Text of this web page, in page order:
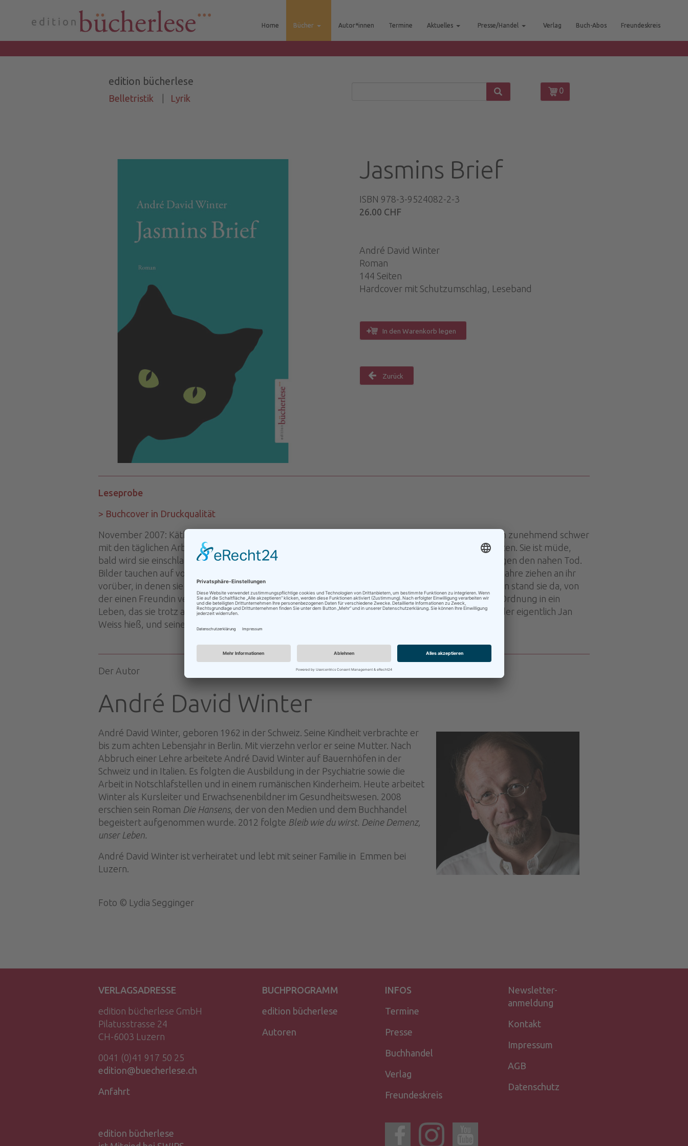
Home Bücher Autor*innen Termine Aktuelles Presse/Handel Verlag Buch-Abos Freundeskreis
edition bücherlese
Belletristik Lyrik
0
Jasmins Brief
ISBN 978-3-9524082-2-3
26.00 CHF
André David Winter
Roman
144 Seiten
Hardcover mit Schutzumschlag, Leseband
In den Warenkorb legen
Zurück
Leseprobe
> Buchcover in Druckqualität
November 2007: Käthe Weiss, die alte kinderlose Frau, die alleine in ihrem kleinen Haus lebt, tut sich zunehmend schwer
mit den täglichen Arbeiten wie Holz holen, Milch für die Katze bereitstellen, eine Tasse Tee zubereiten. Sie ist müde,
bald wird sie einschlafen. Sie wehrt sich nicht dagegen. Auch nicht gegen die Erinnerungen, nicht gegen den nahen Tod.
Bilder tauchen auf von der ersten Begegnung mit David kurz vor Kriegsbeginn. Die schwierigen Ehejahre ziehen an ihr
vorüber, in denen sie in jungen Jahren einem Mann gegenübersaß, der alles vor ihr verschwieg, allein stand sie da, von
der einen Freundin verraten, der anderen verdächtigt. Käthe bringt in diesen drei Novembertagen Ordnung in ein
Leben, das sie trotz allem nicht anders hätte leben wollen, denn dies hätte bedeutet, Jan Hansen, der eigentlich Jan
Weiss hieß, und seine Tochter Jasmin nicht gekannt zu haben.
Der Autor
André David Winter
André David Winter, geboren 1962 in der Schweiz. Seine Kindheit verbrachte er
bis zum achten Lebensjahr in Berlin. Mit vierzehn verlor er seine Mutter. Nach
Abbruch einer Lehre arbeitete André David Winter auf Bauernhöfen in der
Schweiz und in Italien. Es folgten die Ausbildung in der Psychiatrie sowie die
Arbeit in Notschlafstellen und in einem rumänischen Kinderheim. Heute arbeitet
Winter als Kursleiter und Erwachsenenbildner im Gesundheitswesen. 2008
erschien sein Roman Die Hansens, der von den Medien und dem Buchhandel
begeistert aufgenommen wurde. 2012 folgte Bleib wie du wirst. Deine Demenz,
unser Leben.
André David Winter ist verheiratet und lebt mit seiner Familie in Emmen bei
Luzern.
Foto © Lydia Segginger
VERLAGSADRESSE
edition bücherlese GmbH
Pilatusstrasse 24
CH-6003 Luzern
0041 (0)41 917 50 25
edition@buecherlese.ch
Anfahrt
edition bücherlese
BUCHPROGRAMM
edition bücherlese
Autoren
INFOS
Termine
Presse
Buchhandel
Verlag
Freundeskreis
Newsletter-
anmeldung
Kontakt
Impressum
AGB
Datenschutz